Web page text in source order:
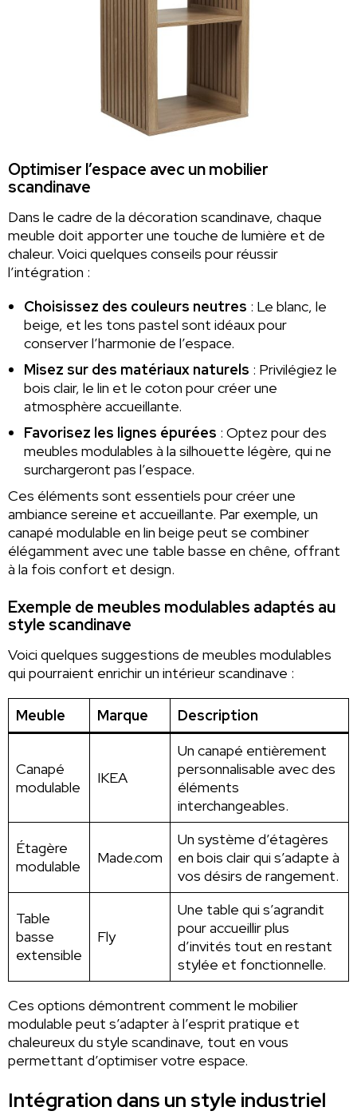
Optimiser l’espace avec un mobilier
scandinave
Dans le cadre de la décoration scandinave, chaque
meuble doit apporter une touche de lumière et de
chaleur. Voici quelques conseils pour réussir
l’intégration :
Choisissez des couleurs neutres : Le blanc, le
beige, et les tons pastel sont idéaux pour
conserver l’harmonie de l’espace.
Misez sur des matériaux naturels : Privilégiez le
bois clair, le lin et le coton pour créer une
atmosphère accueillante.
Favorisez les lignes épurées : Optez pour des
meubles modulables à la silhouette légère, qui ne
surchargeront pas l’espace.
Ces éléments sont essentiels pour créer une
ambiance sereine et accueillante. Par exemple, un
canapé modulable en lin beige peut se combiner
élégamment avec une table basse en chêne, offrant
à la fois confort et design.
Exemple de meubles modulables adaptés au
style scandinave
Voici quelques suggestions de meubles modulables
qui pourraient enrichir un intérieur scandinave :
Meuble Marque Description
Canapé
modulable
IKEA
Un canapé entièrement
personnalisable avec des
éléments
interchangeables.
Étagère
modulable
Made.com
Un système d’étagères
en bois clair qui s’adapte à
vos désirs de rangement.
Table
basse
extensible
Fly
Une table qui s’agrandit
pour accueillir plus
d’invités tout en restant
stylée et fonctionnelle.
Ces options démontrent comment le mobilier
modulable peut s’adapter à l’esprit pratique et
chaleureux du style scandinave, tout en vous
permettant d’optimiser votre espace.
Intégration dans un style industriel